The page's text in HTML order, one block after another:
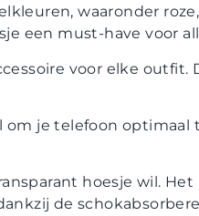
waaronder
een must-have voor
voor elke outfit.
je telefoon optimaal
hoesje wil.
de